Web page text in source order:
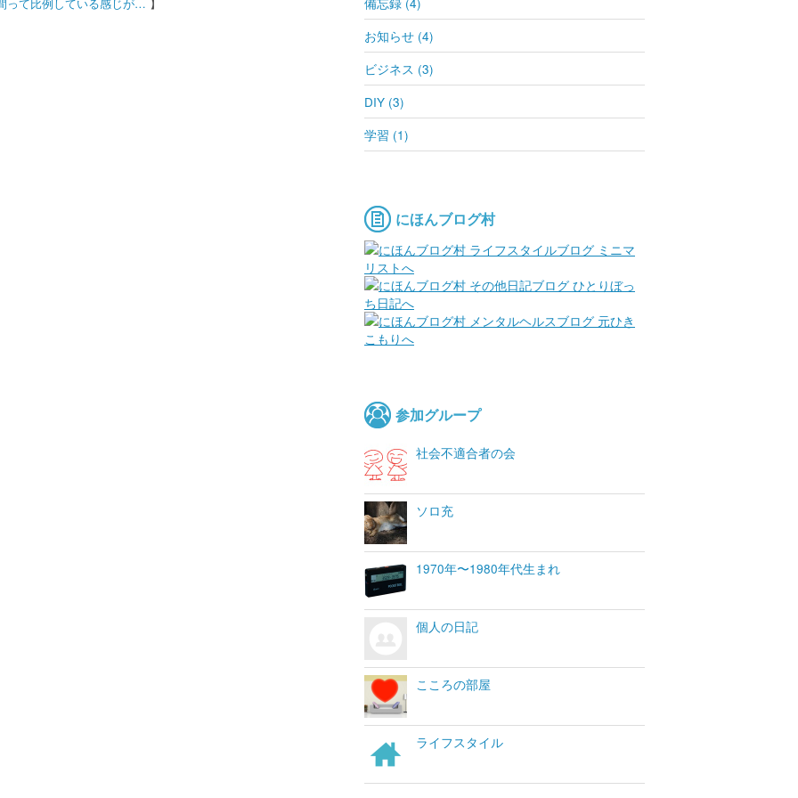
って比例している感じが…
お知らせ (4)
ビジネス (3)
DIY (3)
学習 (1)
にほんブログ村
参加グループ
社会不適合者の会
ソロ充
1970年〜1980年代生まれ
個人の日記
こころの部屋
ライフスタイル